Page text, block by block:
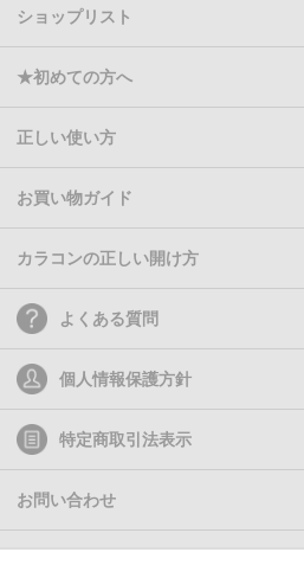
ショップリスト
★初めての方へ
正しい使い方
お買い物ガイド
カラコンの正しい開け方
よくある質問
個人情報保護方針
特定商取引法表示
お問い合わせ